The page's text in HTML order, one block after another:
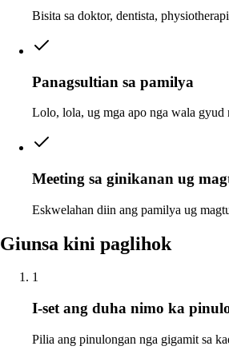
Bisita sa doktor, dentista,
Panagsultian sa pamilya
Lolo, lola, ug mga apo nga wala gyud
Meeting sa ginikanan ug
Eskwelahan diin ang pamilya ug
Giunsa kini paglihok
1
I-set ang duha nimo ka
Pilia ang pinulongan nga gigamit sa